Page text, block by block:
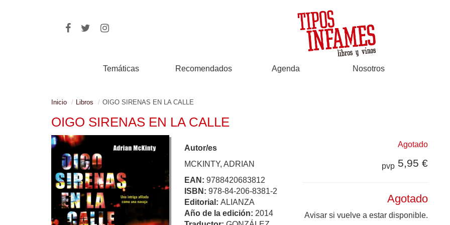
Temáticas Recomendados Agenda Nosotros
Inicio Libros OIGO SIRENAS EN LA CALLE
OIGO SIRENAS EN LA CALLE
Autor/es
MCKINTY, ADRIAN
EAN: 9788420683812
ISBN: 978-84-206-8381-2
Editorial: ALIANZA
Año de la edición: 2014
Agotado
pvp 5,95 €
Agotado
Avisar si vuelve a estar disponible.